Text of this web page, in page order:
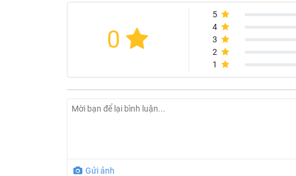
0
5
4
3
2
1
Gửi ảnh